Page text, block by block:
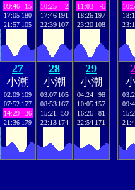
09:46
15
17:05 180
21:57 105
10:25
2
17:46 191
22:39 107
11:03
-6
18:26 197
23:20 108
27
小潮
02:09 109
07:52 177
14:29
36
21:36 179
28
小潮
03:07 105
08:53 167
15:21
59
22:13 174
29
小潮
04:24
98
10:05 157
16:26
81
22:54 171